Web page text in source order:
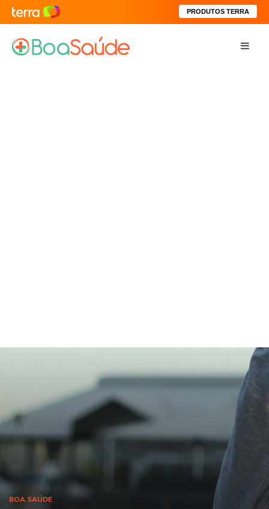
PRODUTOS TERRA
BOA SAÚDE